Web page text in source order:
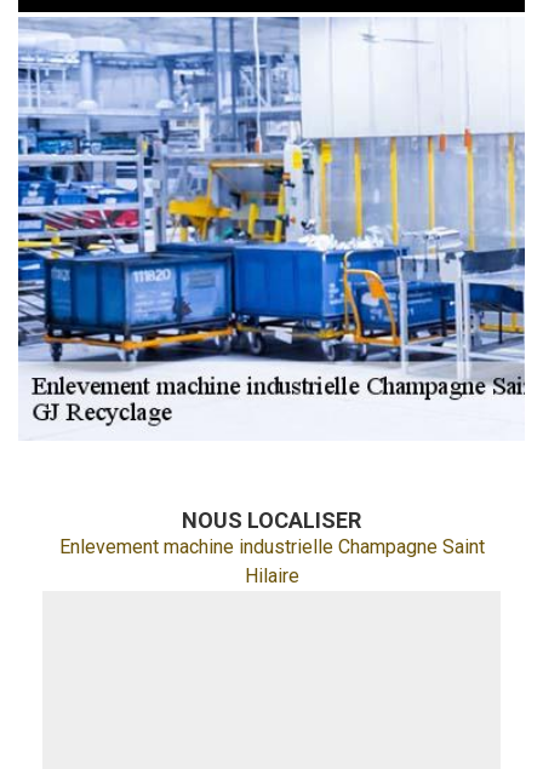
NOUS LOCALISER
Enlevement machine industrielle Champagne Saint
Hilaire